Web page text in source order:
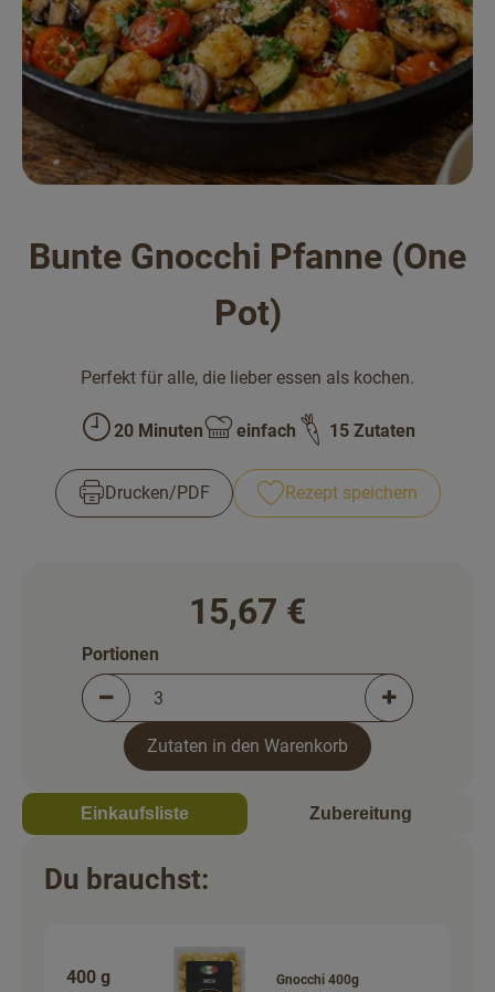
Bäckerei
Kühltheke
Vorratskammer...
Drogerie
Alternativen zu ...
Über uns
Service
Bunte Gnocchi Pfanne (One
Pot)
Perfekt für alle, die lieber essen als kochen.
Zubreitungszeit:
20 Minuten
Schwierigkeit:
einfach 15 Zutaten
Drucken​/​PDF Rezept speichern
15,67 €
Portionen verringern (aktuell 3 Portionen
Portionen
Portionen
Zutaten in den Warenkorb
Einkaufsliste Zubereitung
Du brauchst:
400 g
Gnocchi 400g